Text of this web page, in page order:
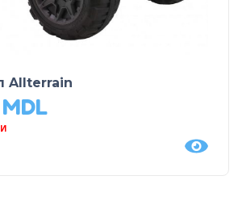
Allterrain
MDL